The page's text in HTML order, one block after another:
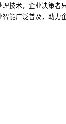
理技术，企业决策者
智能广泛普及，助力